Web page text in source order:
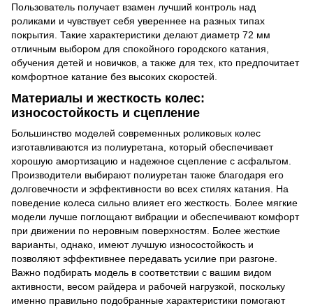
Пользователь получает взамен лучший контроль над
роликами и чувствует себя увереннее на разных типах
покрытия. Такие характеристики делают диаметр 72 мм
отличным выбором для спокойного городского катания,
обучения детей и новичков, а также для тех, кто предпочитает
комфортное катание без высоких скоростей.
Материалы и жесткость колес:
износостойкость и сцепление
Большинство моделей современных роликовых колес
изготавливаются из полиуретана, который обеспечивает
хорошую амортизацию и надежное сцепление с асфальтом.
Производители выбирают полиуретан также благодаря его
долговечности и эффективности во всех стилях катания. На
поведение колеса сильно влияет его жесткость. Более мягкие
модели лучше поглощают вибрации и обеспечивают комфорт
при движении по неровным поверхностям. Более жесткие
варианты, однако, имеют лучшую износостойкость и
позволяют эффективнее передавать усилие при разгоне.
Важно подбирать модель в соответствии с вашим видом
активности, весом райдера и рабочей нагрузкой, поскольку
именно правильно подобранные характеристики помогают